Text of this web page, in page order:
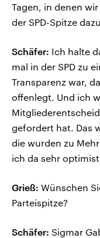
Tagen, in denen
der SPD-Spitze
Schäfer: Ich halte
mal in der SPD zu
Transparenz war,
offenlegt. Und ich
gefordert hat. Das
die wurden zu
ich da sehr
Grieß: Wünschen
Parteispitze?
Schäfer: Sigmar